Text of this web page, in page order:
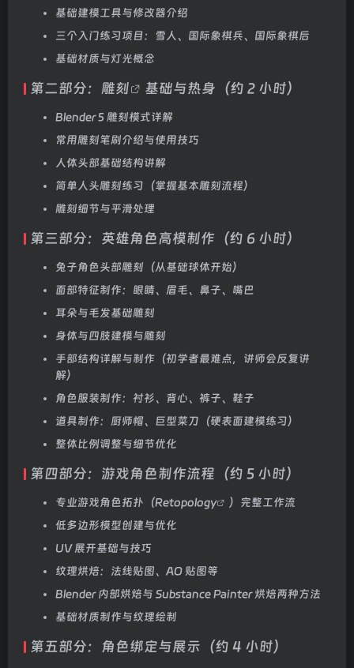
基础建模工具与修改器介绍
三个入门练习项目：雪人、国际象棋兵、国际象棋后
基础材质与灯光概念
第二部分： 雕刻 基础与热身（约 2 小时）
Blender 5 雕刻模式详解
常用雕刻笔刷介绍与使用技巧
人体头部基础结构讲解
简单人头雕刻练习（掌握基本雕刻流程）
雕刻细节与平滑处理
第三部分：英雄角色高模制作（约 6 小时）
兔子角色头部雕刻（从基础球体开始）
面部特征制作：眼睛、眉毛、鼻子、嘴巴
耳朵与毛发基础雕刻
身体与四肢建模与雕刻
手部结构详解与制作（初学者最难点，讲师会反复讲
解）
角色服装制作：衬衫、背心、裤子、鞋子
道具制作：厨师帽、巨型菜刀（硬表面建模练习）
整体比例调整与细节优化
第四部分：游戏角色制作流程（约 5 小时）
专业游戏角色拓扑（Retopology
）完整工作流
低多边形模型创建与优化
UV 展开基础与技巧
纹理烘焙：法线贴图、AO 贴图等
Blender 内部烘焙与 Substance Painter 烘焙两种方法
基础材质制作与纹理绘制
第五部分：角色绑定与展示（约 4 小时）